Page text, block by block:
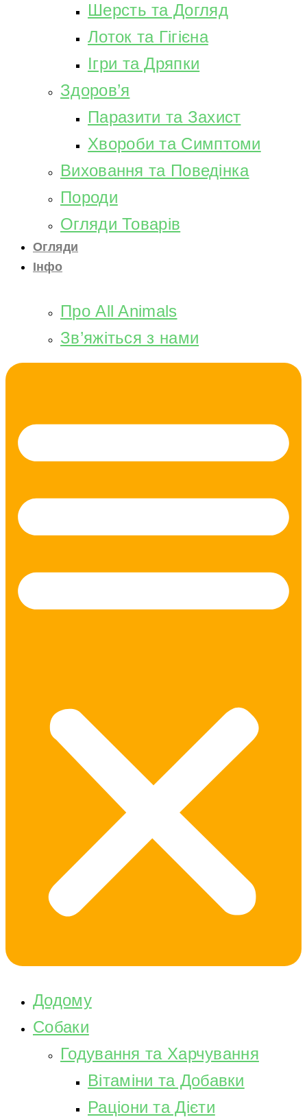
Шерсть та Догляд
Лоток та Гігієна
Ігри та Дряпки
Здоров’я
Паразити та Захист
Хвороби та Симптоми
Виховання та Поведінка
Породи
Огляди Товарів
Огляди
Інфо
Про All Animals
Зв’яжіться з нами
Додому
Собаки
Годування та Харчування
Вітаміни та Добавки
Раціони та Дієти